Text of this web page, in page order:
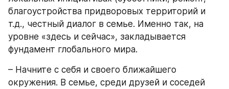
благоустройства придворовых территорий и
т.д., честный диалог в семье. Именно так, на
уровне «здесь и сейчас», закладывается
фундамент глобального мира.
– Начните с себя и своего ближайшего
окружения. В семье, среди друзей и соседей